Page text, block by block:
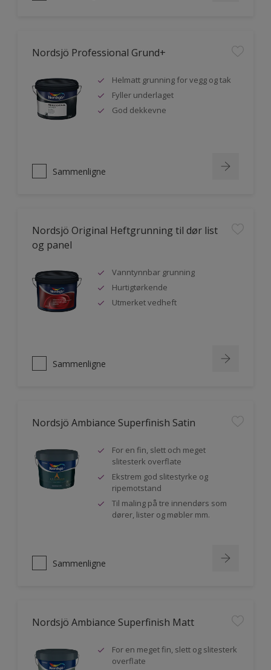
Nordsjö Professional Grund+
Helmatt grunning for vegg og tak
Fyller underlaget
God dekkevne
Sammenligne
Nordsjö Original Heftgrunning til dør list
og panel
Vanntynnbar grunning
Hurtigtørkende
Utmerket vedheft
Sammenligne
Nordsjö Ambiance Superfinish Satin
For en fin, slett och meget
slitesterk overflate
Ekstrem god slitestyrke og
ripemotstand
Til maling på tre innendørs som
dører, lister og møbler mm.
Sammenligne
Nordsjö Ambiance Superfinish Matt
For en meget fin, slett og slitesterk
overflate